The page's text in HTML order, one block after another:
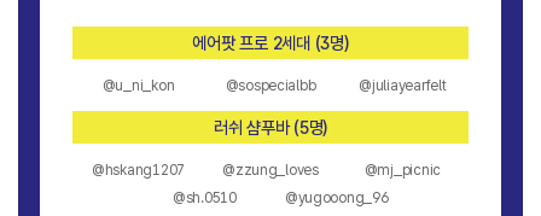
에어팟 프로 2세대 (3명)
@u_ni_kon @sospecialbb @juliayearfelt
러쉬 샴푸바 (5명)
@hskang1207 @zzung_loves
@mj_picnic
@sh.0510
@yugooong_96